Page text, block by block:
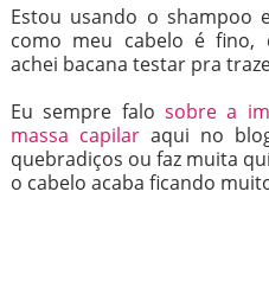
Estou usando o shampoo
como meu cabelo é fino,
achei bacana testar pra
Eu sempre falosobre a
massa capilar aqui no
quebradiços ou faz muita
o cabelo acaba ficando